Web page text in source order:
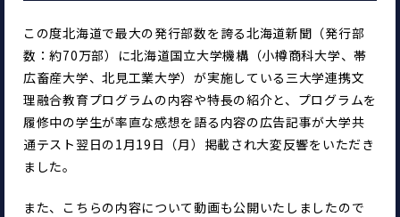
この度北海道で最大の発行部数を誇る北海道新聞（発行部
数：約70万部）に北海道国立大学機構（小樽商科大学、帯
広畜産大学、北見工業大学）が実施している三大学連携文
理融合教育プログラムの内容や特長の紹介と、プログラムを
履修中の学生が率直な感想を語る内容の広告記事が大学共
通テスト翌日の1月19日（月）掲載され大変反響をいただき
ました。
また、こちらの内容について動画も公開いたしましたので